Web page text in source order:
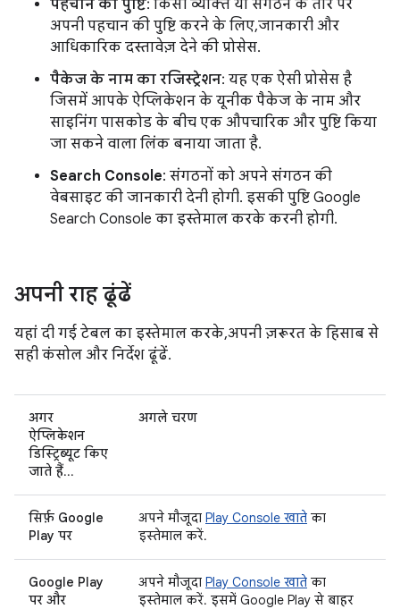
पहचान की पुष्टि: किसी व्यक्ति या संगठन के तौर पर
अपनी पहचान की पुष्टि करने के लिए, जानकारी और
आधिकारिक दस्तावेज़ देने की प्रोसेस.
पैकेज के नाम का रजिस्ट्रेशन: यह एक ऐसी प्रोसेस है
जिसमें आपके ऐप्लिकेशन के यूनीक पैकेज के नाम और
साइनिंग पासकोड के बीच एक औपचारिक और पुष्टि किया
जा सकने वाला लिंक बनाया जाता है.
Search Console: संगठनों को अपने संगठन की
वेबसाइट की जानकारी देनी होगी. इसकी पुष्टि Google
Search Console का इस्तेमाल करके करनी होगी.
अपनी राह ढूंढें
यहां दी गई टेबल का इस्तेमाल करके, अपनी ज़रूरत के हिसाब से
सही कंसोल और निर्देश ढूंढें.
अगर
ऐप्लिकेशन
डिस्ट्रिब्यूट किए
जाते हैं...
अगले चरण
सिर्फ़ Google
Play पर
अपने मौजूदा Play Console खाते का
इस्तेमाल करें.
Google Play
पर और
अपने मौजूदा Play Console खाते का
इस्तेमाल करें. इसमें Google Play से बाहर